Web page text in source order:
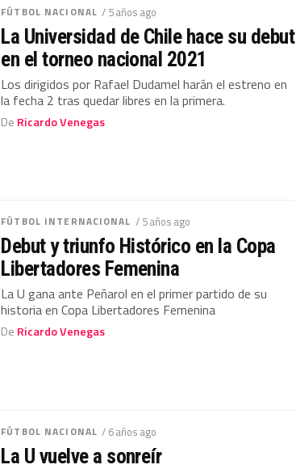
FÚTBOL NACIONAL / 5 años ago
La Universidad de Chile hace su debut
en el torneo nacional 2021
Los dirigidos por Rafael Dudamel harán el estreno en
la fecha 2 tras quedar libres en la primera.
De Ricardo Venegas
FÚTBOL INTERNACIONAL / 5 años ago
Debut y triunfo Histórico en la Copa
Libertadores Femenina
La U gana ante Peñarol en el primer partido de su
historia en Copa Libertadores Femenina
De Ricardo Venegas
FÚTBOL NACIONAL / 6 años ago
La U vuelve a sonreír